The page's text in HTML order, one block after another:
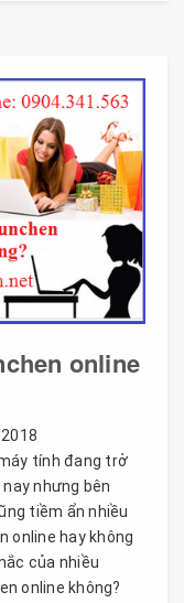
online
tính đang trở
nhưng bên
tiềm ẩn nhiều
online hay không
của nhiều
online không?